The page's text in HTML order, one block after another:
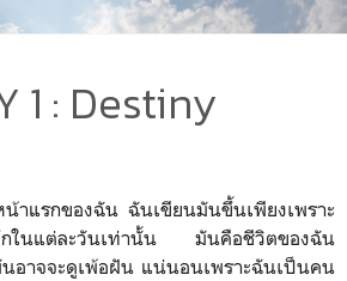
1 : Destiny
กของฉัน ฉันเขียนมันขึ้นเพียงเพราะ
สึกในแต่ละวันเท่านั้น มันคือชีวิตของฉัน
อาจจะดูเพ้อฝัน แน่นอนเพราะฉันเป็นคน